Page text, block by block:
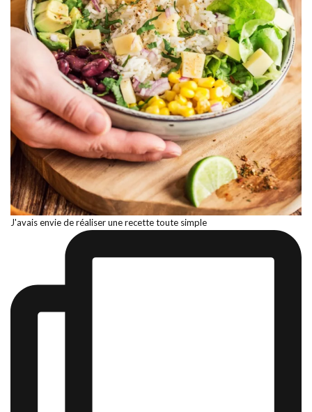
J'avais envie de réaliser une recette toute simple